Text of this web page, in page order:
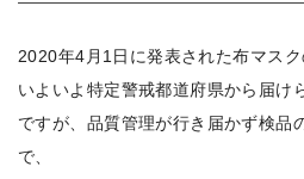
2020年4月1日に発表された布マス
いよいよ特定警戒都道府県から届け
ですが、品質管理が行き届かず検品
で、